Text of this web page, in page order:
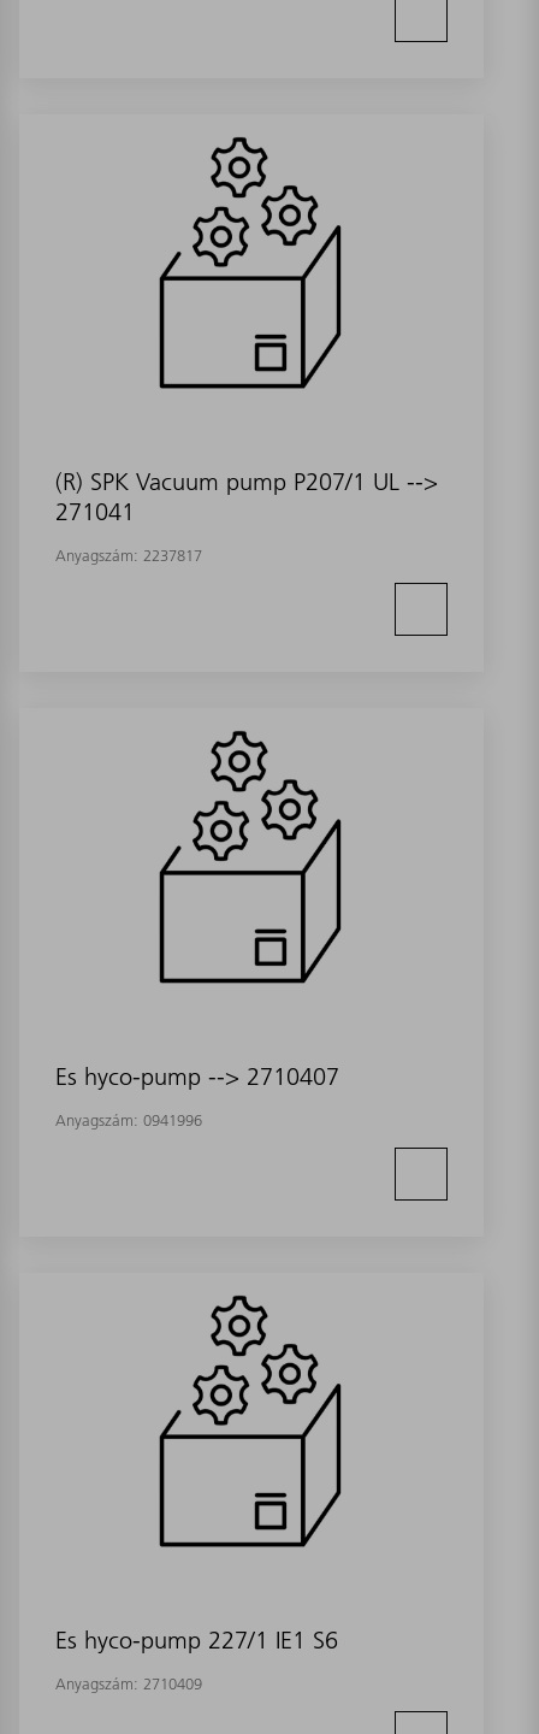
(R) SPK Vacuum pump P207/1 UL -->
271041
Anyagszám: 2237817
Es hyco-pump --> 2710407
Anyagszám: 0941996
Es hyco-pump 227/1 IE1 S6
Anyagszám: 2710409